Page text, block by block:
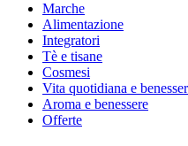
Marche
Alimentazione
Integratori
Tè e tisane
Cosmesi
Vita quotidiana e
Aroma e benessere
Offerte